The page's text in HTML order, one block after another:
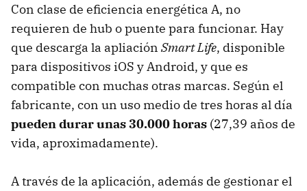
Con clase de eficiencia energética A, no
requieren de hub o puente para funcionar. Hay
que descarga la apliación Smart Life, disponible
para dispositivos iOS y Android, y que es
compatible con muchas otras marcas. Según el
fabricante, con un uso medio de tres horas al día
pueden durar unas 30.000 horas (27,39 años de
vida, aproximadamente).
A través de la aplicación, además de gestionar el